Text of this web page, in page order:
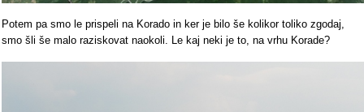
Potem pa smo le prispeli na Korado in ker je bilo še kolikor toliko zgodaj,
smo šli še malo raziskovat naokoli. Le kaj neki je to, na vrhu Korade?